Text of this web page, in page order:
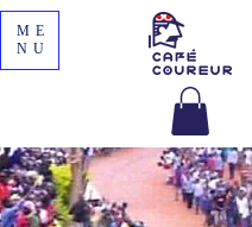
ME
NU